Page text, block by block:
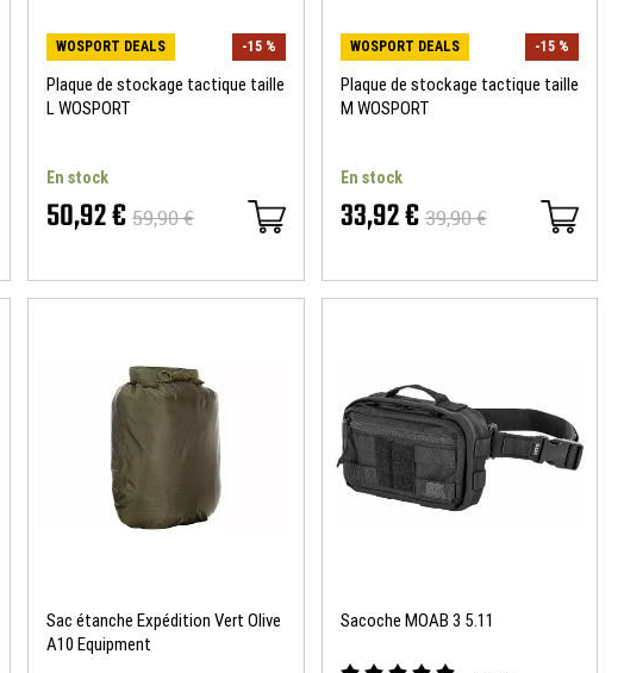
WOSPORT DEALS -15 %
Plaque de stockage tactique taille
L WOSPORT
En stock
50,92 € 59,90 €
WOSPORT DEALS -15 %
Plaque de stockage tactique taille
M WOSPORT
En stock
33,92 € 39,90 €
Sac étanche Expédition Vert Olive
A10 Equipment
Sacoche MOAB 3 5.11